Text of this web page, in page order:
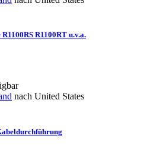
R1100RT u.v.a.
nach United States